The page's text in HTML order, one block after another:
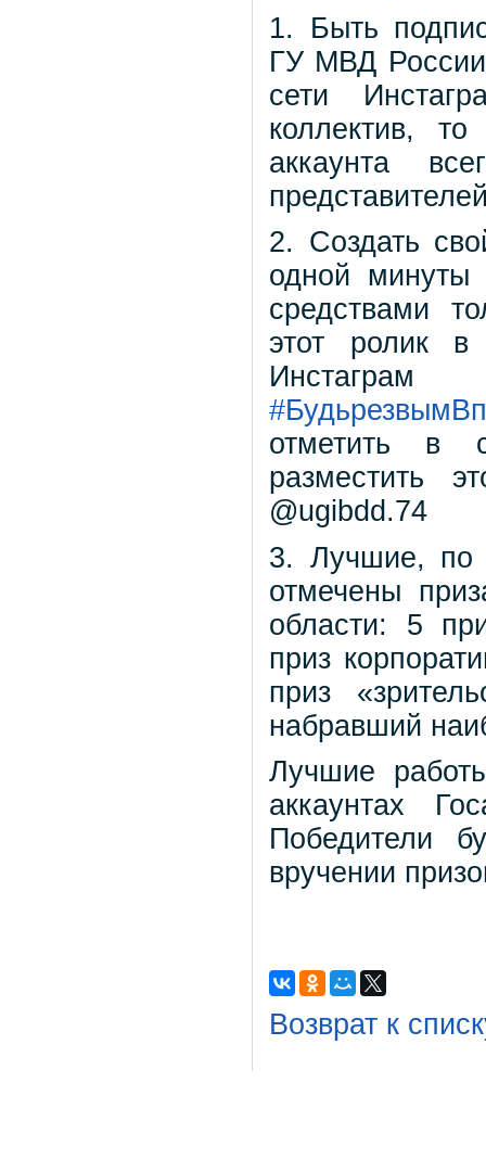
1. Быть
ГУ МВД России
сети
коллектив,
аккаунта
2. Создать
одной минуты
средствами
этот ролик в
отметить в
разместить
@ugibdd.74
3. Лучшие, по
отмечены
области: 5
приз
приз
набравший
Лучшие
аккаунтах
Победители
вручении
Возврат к